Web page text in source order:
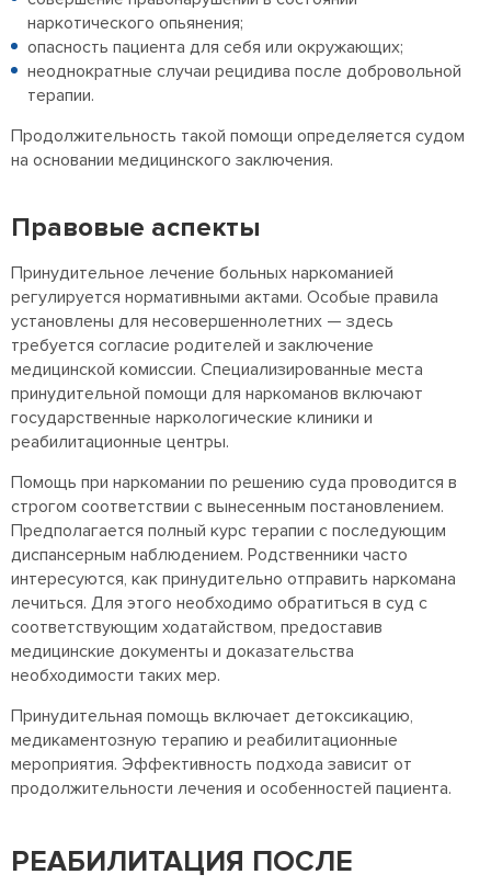
наркотического опьянения;
опасность пациента для себя или окружающих;
неоднократные случаи рецидива после добровольной
терапии.
Продолжительность такой помощи определяется судом
на основании медицинского заключения.
Правовые аспекты
Принудительное лечение больных наркоманией
регулируется нормативными актами. Особые правила
установлены для несовершеннолетних — здесь
требуется согласие родителей и заключение
медицинской комиссии. Специализированные места
принудительной помощи для наркоманов включают
государственные наркологические клиники и
реабилитационные центры.
Помощь при наркомании по решению суда проводится в
строгом соответствии с вынесенным постановлением.
Предполагается полный курс терапии с последующим
диспансерным наблюдением. Родственники часто
интересуются, как принудительно отправить наркомана
лечиться. Для этого необходимо обратиться в суд с
соответствующим ходатайством, предоставив
медицинские документы и доказательства
необходимости таких мер.
Принудительная помощь включает детоксикацию,
медикаментозную терапию и реабилитационные
мероприятия. Эффективность подхода зависит от
продолжительности лечения и особенностей пациента.
РЕАБИЛИТАЦИЯ ПОСЛЕ